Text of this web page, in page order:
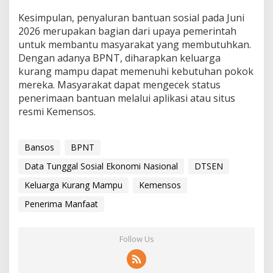
Kesimpulan, penyaluran bantuan sosial pada Juni
2026 merupakan bagian dari upaya pemerintah
untuk membantu masyarakat yang membutuhkan.
Dengan adanya BPNT, diharapkan keluarga
kurang mampu dapat memenuhi kebutuhan pokok
mereka. Masyarakat dapat mengecek status
penerimaan bantuan melalui aplikasi atau situs
resmi Kemensos.
Bansos
BPNT
Data Tunggal Sosial Ekonomi Nasional
DTSEN
Keluarga Kurang Mampu
Kemensos
Penerima Manfaat
Follow Us